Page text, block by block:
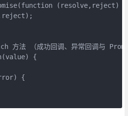
(resolve,reject) {
方法 （成功回调、异常回调与
{
{